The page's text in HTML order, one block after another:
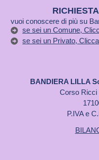
vuoi conoscere di più su
se sei un Comune,
se sei un Privato,
BANDIERA LILLA
Corso Ricci
P.IVA e